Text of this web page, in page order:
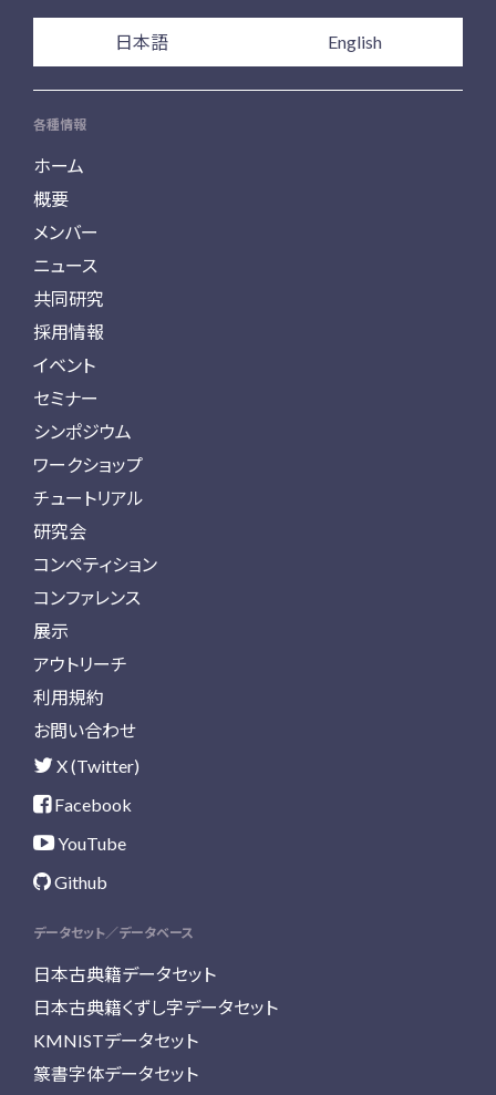
日本語 English
各種情報
ホーム
概要
メンバー
ニュース
共同研究
採用情報
イベント
セミナー
シンポジウム
ワークショップ
チュートリアル
研究会
コンペティション
コンファレンス
展示
アウトリーチ
利用規約
お問い合わせ
X (Twitter)
Facebook
YouTube
Github
データセット／データベース
日本古典籍データセット
日本古典籍くずし字データセット
KMNISTデータセット
篆書字体データセット